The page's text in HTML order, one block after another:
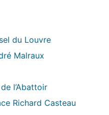
du Louvre
Malraux
l’Abattoir
Richard Casteau